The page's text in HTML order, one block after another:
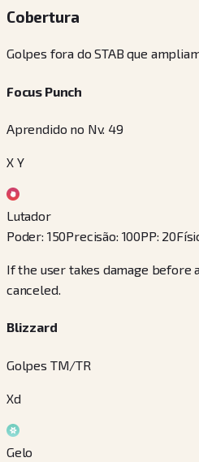
Cobertura
Golpes fora do STAB que
Focus Punch
Aprendido no Nv. 49
X Y
Lutador
Poder: 150Precisão: 100PP: 20
If the user takes damage before
canceled.
Blizzard
Golpes TM/TR
Xd
Gelo